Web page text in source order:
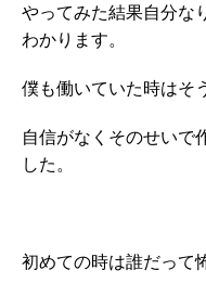
やってみた結果自分な
わかります。
僕も働いていた時はそ
自信がなくそのせいで
した。
初めての時は誰だって